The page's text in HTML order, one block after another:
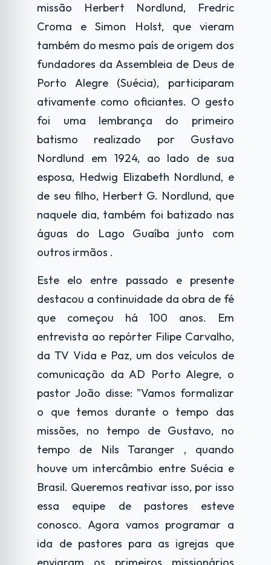
missão Herbert Nordlund, Fredric
Croma e Simon Holst, que vieram
também do mesmo país de origem dos
fundadores da Assembleia de Deus de
Porto Alegre (Suécia), participaram
ativamente como oficiantes. O gesto
foi uma lembrança do primeiro
batismo realizado por Gustavo
Nordlund em 1924, ao lado de sua
esposa, Hedwig Elizabeth Nordlund, e
de seu filho, Herbert G. Nordlund, que
naquele dia, também foi batizado nas
águas do Lago Guaíba junto com
outros irmãos .
Este elo entre passado e presente
destacou a continuidade da obra de fé
que começou há 100 anos. Em
entrevista ao repórter Filipe Carvalho,
da TV Vida e Paz, um dos veículos de
comunicação da AD Porto Alegre, o
pastor João disse: "Vamos formalizar
o que temos durante o tempo das
missões, no tempo de Gustavo, no
tempo de Nils Taranger , quando
houve um intercâmbio entre Suécia e
Brasil. Queremos reativar isso, por isso
essa equipe de pastores esteve
conosco. Agora vamos programar a
ida de pastores para as igrejas que